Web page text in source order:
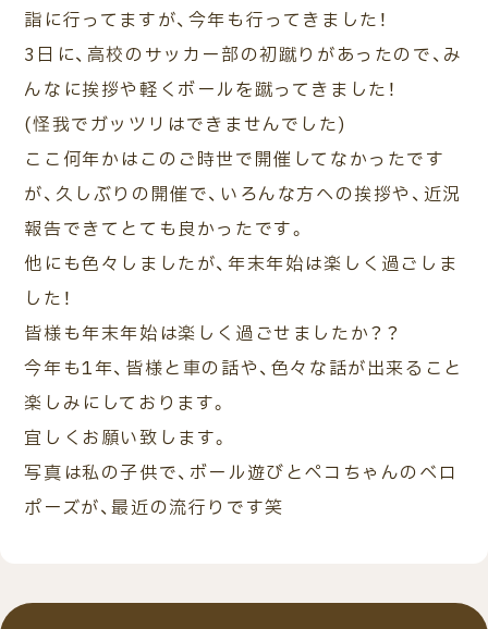
詣に行ってますが、今年も行ってきました！
3日に、高校のサッカー部の初蹴りがあったので、み
んなに挨拶や軽くボールを蹴ってきました！
(怪我でガッツリはできませんでした)
ここ何年かはこのご時世で開催してなかったです
が、久しぶりの開催で、いろんな方への挨拶や、近況
報告できてとても良かったです。
他にも色々しましたが、年末年始は楽しく過ごしま
した！
皆様も年末年始は楽しく過ごせましたか？？
今年も1年、皆様と車の話や、色々な話が出来ること
楽しみにしております。
宜しくお願い致します。
写真は私の子供で、ボール遊びとペコちゃんのベロ
ポーズが、最近の流行りです笑